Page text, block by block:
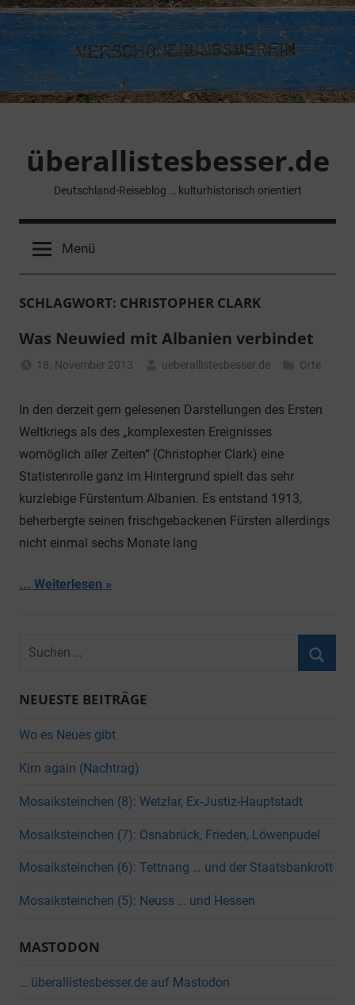
Zum
Inhalt
springen
überallistesbesser.de
Deutschland-Reiseblog … kulturhistorisch orientiert
Menü
SCHLAGWORT: CHRISTOPHER CLARK
Was Neuwied mit Albanien verbindet
18. November 2013 ueberallistesbesser.de Orte
In den derzeit gern gelesenen Darstellungen des Ersten
Weltkriegs als des „komplexesten Ereignisses
womöglich aller Zeiten“ (Christopher Clark) eine
Statistenrolle ganz im Hintergrund spielt das sehr
kurzlebige Fürstentum Albanien. Es entstand 1913,
beherbergte seinen frischgebackenen Fürsten allerdings
nicht einmal sechs Monate lang
... Weiterlesen
Suchen
NEUESTE BEITRÄGE
Wo es Neues gibt
Kirn again (Nachtrag)
Mosaiksteinchen (8): Wetzlar, Ex-Justiz-Hauptstadt
Mosaiksteinchen (7): Osnabrück, Frieden, Löwenpudel
Mosaiksteinchen (6): Tettnang … und der Staatsbankrott
Mosaiksteinchen (5): Neuss … und Hessen
MASTODON
… überallistesbesser.de auf Mastodon